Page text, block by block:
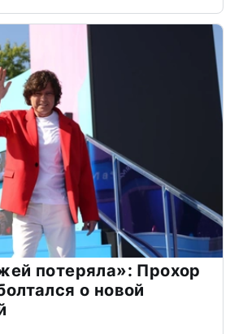
потеряла»: Прохор
о новой